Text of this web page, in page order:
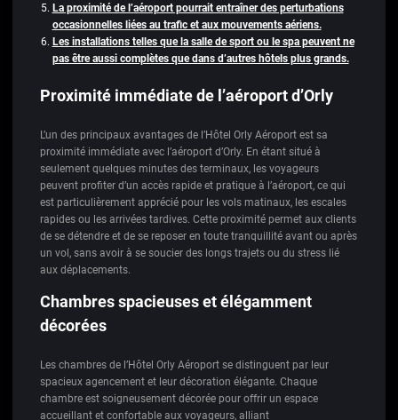
La proximité de l’aéroport pourrait entraîner des perturbations
occasionnelles liées au trafic et aux mouvements aériens.
Les installations telles que la salle de sport ou le spa peuvent ne
pas être aussi complètes que dans d’autres hôtels plus grands.
Proximité immédiate de l’aéroport d’Orly
L’un des principaux avantages de l’Hôtel Orly Aéroport est sa
proximité immédiate avec l’aéroport d’Orly. En étant situé à
seulement quelques minutes des terminaux, les voyageurs
peuvent profiter d’un accès rapide et pratique à l’aéroport, ce qui
est particulièrement apprécié pour les vols matinaux, les escales
rapides ou les arrivées tardives. Cette proximité permet aux clients
de se détendre et de se reposer en toute tranquillité avant ou après
un vol, sans avoir à se soucier des longs trajets ou du stress lié
aux déplacements.
Chambres spacieuses et élégamment
décorées
Les chambres de l’Hôtel Orly Aéroport se distinguent par leur
spacieux agencement et leur décoration élégante. Chaque
chambre est soigneusement décorée pour offrir un espace
accueillant et confortable aux voyageurs, alliant